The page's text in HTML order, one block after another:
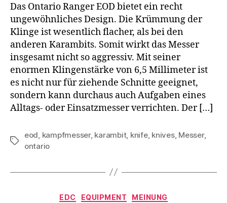
Das Ontario Ranger EOD bietet ein recht
ungewöhnliches Design. Die Krümmung der
Klinge ist wesentlich flacher, als bei den
anderen Karambits. Somit wirkt das Messer
insgesamt nicht so aggressiv. Mit seiner
enormen Klingenstärke von 6,5 Millimeter ist
es nicht nur für ziehende Schnitte geeignet,
sondern kann durchaus auch Aufgaben eines
Alltags- oder Einsatzmesser verrichten. Der […]
Schlagwörter
eod kampfmesser, karambit, knife, knives, Messer,
ontario
Kategorien
EDC EQUIPMENT
MEINUNG